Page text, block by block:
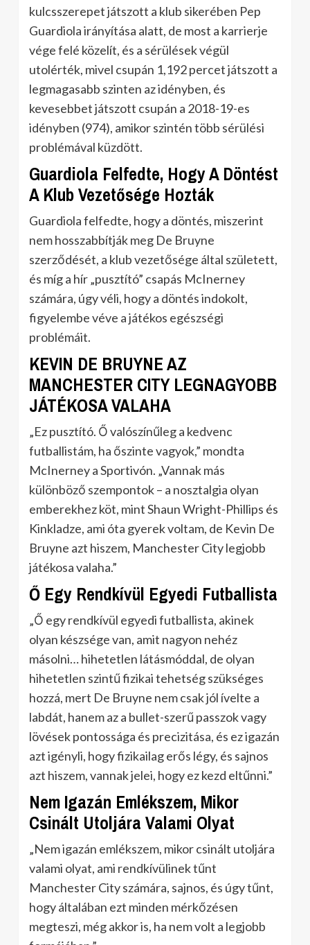
kulcsszerepet játszott a klub sikerében Pep
Guardiola irányítása alatt, de most a karrierje
vége felé közelít, és a sérülések végül
utolérték, mivel csupán 1,192 percet játszott a
legmagasabb szinten az idényben, és
kevesebbet játszott csupán a 2018-19-es
idényben (974), amikor szintén több sérülési
problémával küzdött.
Guardiola Felfedte, Hogy A Döntést
A Klub Vezetősége Hozták
Guardiola felfedte, hogy a döntés, miszerint
nem hosszabbítják meg De Bruyne
szerződését, a klub vezetősége által született,
és míg a hír „pusztító” csapás McInerney
számára, úgy véli, hogy a döntés indokolt,
figyelembe véve a játékos egészségi
problémáit.
KEVIN DE BRUYNE AZ
MANCHESTER CITY LEGNAGYOBB
JÁTÉKOSA VALAHA
„Ez pusztító. Ő valószínűleg a kedvenc
futballistám, ha őszinte vagyok,” mondta
McInerney a Sportivón. „Vannak más
különböző szempontok – a nosztalgia olyan
emberekhez köt, mint Shaun Wright-Phillips és
Kinkladze, ami óta gyerek voltam, de Kevin De
Bruyne azt hiszem, Manchester City legjobb
játékosa valaha.”
Ő Egy Rendkívül Egyedi Futballista
„Ő egy rendkívül egyedi futballista, akinek
olyan készsége van, amit nagyon nehéz
másolni… hihetetlen látásmóddal, de olyan
hihetetlen szintű fizikai tehetség szükséges
hozzá, mert De Bruyne nem csak jól ívelte a
labdát, hanem az a bullet-szerű passzok vagy
lövések pontossága és precizitása, és ez igazán
azt igényli, hogy fizikailag erős légy, és sajnos
azt hiszem, vannak jelei, hogy ez kezd eltűnni.”
Nem Igazán Emlékszem, Mikor
Csinált Utoljára Valami Olyat
„Nem igazán emlékszem, mikor csinált utoljára
valami olyat, ami rendkívülinek tűnt
Manchester City számára, sajnos, és úgy tűnt,
hogy általában ezt minden mérkőzésen
megteszi, még akkor is, ha nem volt a legjobb